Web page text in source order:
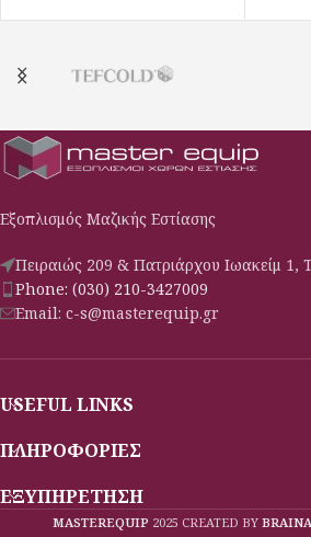
Εξοπλισμός Μαζικής Εστίασης
Πειραιώς 209 & Πατριάρχου Ιωακείμ
Phone: (030) 210-3427009
Email: c-s@masterequip.gr
USEFUL LINKS
ΠΛΗΡΟΦΟΡΙΕΣ
ΕΞΥΠΗΡΕΤΗΣΗ
MASTEREQUIP 2025 CREATED BY